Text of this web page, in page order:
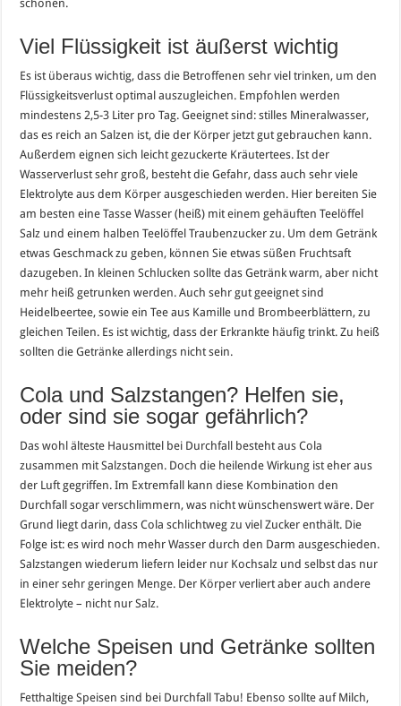
schonen.
Viel Flüssigkeit ist äußerst wichtig
Es ist überaus wichtig, dass die Betroffenen sehr viel trinken, um den
Flüssigkeitsverlust optimal auszugleichen. Empfohlen werden
mindestens 2,5-3 Liter pro Tag. Geeignet sind: stilles Mineralwasser,
das es reich an Salzen ist, die der Körper jetzt gut gebrauchen kann.
Außerdem eignen sich leicht gezuckerte Kräutertees. Ist der
Wasserverlust sehr groß, besteht die Gefahr, dass auch sehr viele
Elektrolyte aus dem Körper ausgeschieden werden. Hier bereiten Sie
am besten eine Tasse Wasser (heiß) mit einem gehäuften Teelöffel
Salz und einem halben Teelöffel Traubenzucker zu. Um dem Getränk
etwas Geschmack zu geben, können Sie etwas süßen Fruchtsaft
dazugeben. In kleinen Schlucken sollte das Getränk warm, aber nicht
mehr heiß getrunken werden. Auch sehr gut geeignet sind
Heidelbeertee, sowie ein Tee aus Kamille und Brombeerblättern, zu
gleichen Teilen. Es ist wichtig, dass der Erkrankte häufig trinkt. Zu heiß
sollten die Getränke allerdings nicht sein.
Cola und Salzstangen? Helfen sie,
oder sind sie sogar gefährlich?
Das wohl älteste Hausmittel bei Durchfall besteht aus Cola
zusammen mit Salzstangen. Doch die heilende Wirkung ist eher aus
der Luft gegriffen. Im Extremfall kann diese Kombination den
Durchfall sogar verschlimmern, was nicht wünschenswert wäre. Der
Grund liegt darin, dass Cola schlichtweg zu viel Zucker enthält. Die
Folge ist: es wird noch mehr Wasser durch den Darm ausgeschieden.
Salzstangen wiederum liefern leider nur Kochsalz und selbst das nur
in einer sehr geringen Menge. Der Körper verliert aber auch andere
Elektrolyte – nicht nur Salz.
Welche Speisen und Getränke sollten
Sie meiden?
Fetthaltige Speisen sind bei Durchfall Tabu! Ebenso sollte auf Milch,